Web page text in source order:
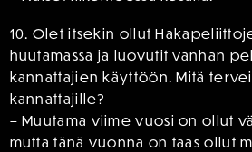
10. Olet itsekin ollut
huutamassa ja luovutit vanhan
kannattajien käyttöön. Mitä
kannattajille?
– Muutama viime vuosi on ollut
mutta tänä vuonna on taas ollut